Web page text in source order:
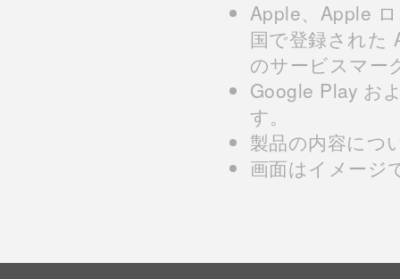
Apple、Apple
国で登録された
のサービスマー
Google Play お
す。
製品の内容につ
画面はイメージ